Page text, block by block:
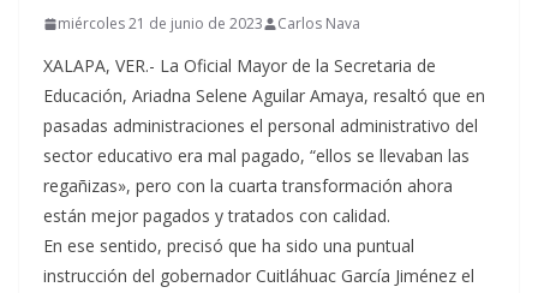
miércoles 21 de junio de 2023 Carlos Nava
XALAPA, VER.- La Oficial Mayor de la Secretaria de
Educación, Ariadna Selene Aguilar Amaya, resaltó que en
pasadas administraciones el personal administrativo del
sector educativo era mal pagado, “ellos se llevaban las
regañizas», pero con la cuarta transformación ahora
están mejor pagados y tratados con calidad.
En ese sentido, precisó que ha sido una puntual
instrucción del gobernador Cuitláhuac García Jiménez el